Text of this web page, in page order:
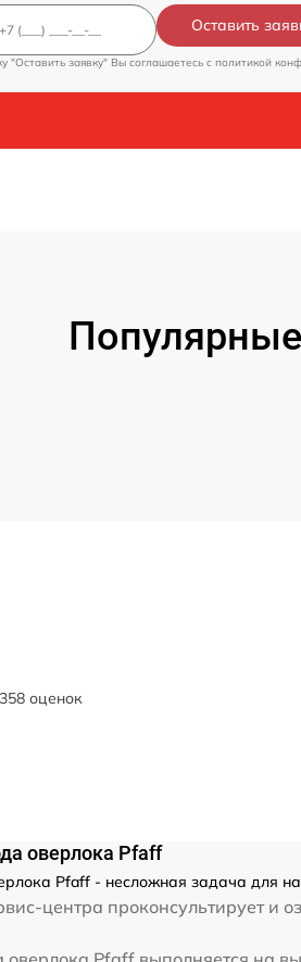
Оставить
"Оставить заявку" Вы соглашаетесь c политикой
оценок
оверлока Pfaff
Pfaff - несложная задача для
центра проконсультирует и